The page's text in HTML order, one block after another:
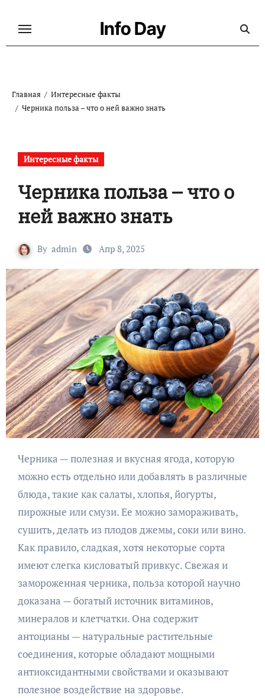
Info Day
Главная
Интересные факты
Черника польза – что о ней важно знать
Интересные факты
Черника польза – что о
ней важно знать
By admin Апр 8, 2025
Черника — полезная и вкусная ягода, которую
можно есть отдельно или добавлять в различные
блюда, такие как салаты, хлопья, йогурты,
пирожные или смузи. Ее можно замораживать,
сушить, делать из плодов джемы, соки или вино.
Как правило, сладкая, хотя некоторые сорта
имеют слегка кисловатый привкус. Свежая и
замороженная черника, польза которой научно
доказана — богатый источник витаминов,
минералов и клетчатки. Она содержит
антоцианы — натуральные растительные
соединения, которые обладают мощными
антиоксидантными свойствами и оказывают
полезное воздействие на здоровье.